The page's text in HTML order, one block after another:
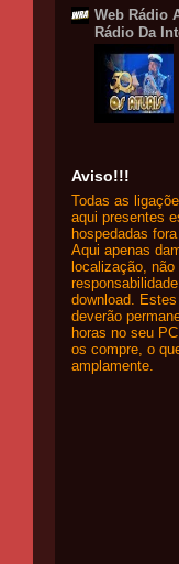
Web Rádio
Rádio Da
Aviso!!!
Todas as
aqui presentes
hospedadas
Aqui apenas
localização,
download.
deverão
horas no seu
os compre, o
amplamente.